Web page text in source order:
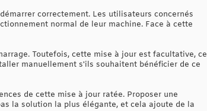
correctement. Les utilisateurs concernés
normal de leur machine. Face à cette
Toutefois, cette mise à jour est facultative, ce
manuellement s'ils souhaitent bénéficier de ce
de cette mise à jour ratée. Proposer une
la solution la plus élégante, et cela ajoute de la